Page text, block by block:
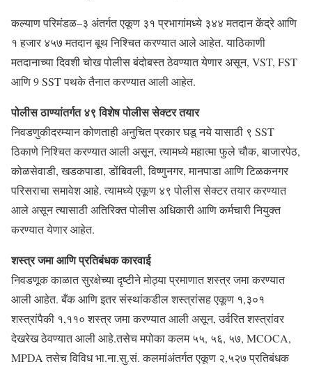
कल्याण परिमंडळ–३ अंतर्गत एकूण ३१ प्रभागांमध्ये ३४४ मतदान केंद्रे आणि
१ हजार ४५७ मतदान बूथ निश्चित करण्यात आले आहेत. याठिकाणी
मतदानाच्या दिवशी चोख पोलीस बंदोबस्त ठेवण्यात येणार असून, VST, FST
आणि 9 SST पथके तैनात करण्यात आली आहेत.
पोलीस ठाण्यांतर्गत ४९ विशेष पोलीस सेक्टर तयार
निवडणुकीदरम्यान कोणताही अनुचित प्रकार घडू नये यासाठी ९ SST
ठिकाणे निश्चित करण्यात आली असून, त्यामध्ये महात्मा फुले चौक, बाजारपेठ,
कोळसेवाडी, खडकपाडा, डोंबिवली, विष्णुनगर, मानपाडा आणि टिळकनगर
परिसराचा समावेश आहे. त्यामध्ये एकूण ४९ पोलीस सेक्टर तयार करण्यात
आले असून त्यासाठी अतिरिक्त पोलीस अधिकारी आणि कर्मचारी नियुक्त
करण्यात येणार आहेत.
शस्त्र जमा आणि प्रतिबंधक कारवाई
निवडणूक काळात सुरक्षेच्या दृष्टीने मोठ्या प्रमाणात शस्त्र जमा करण्यात
आली आहेत. बँक आणि इतर संस्थांकडील शस्त्रांसह एकूण १,३०१
शस्त्रांपैकी १,११० शस्त्र जमा करण्यात आली असून, उर्वरित शस्त्रांवर
देखरेख ठेवण्यात आली आहे.तसेच मपोका कलम ५५, ५६, ५७, MCOCA,
MPDA तसेच विविध भा.ना.सु.सं. कलमांअंतर्गत एकूण २,५२७ प्रतिबंधक